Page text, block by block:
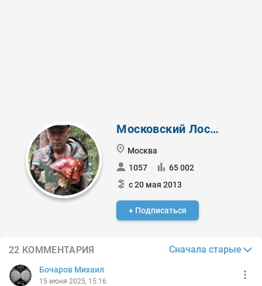
Московский Лоссбой
Москва
1057
65 002
с 20 мая 2013
+ Подписаться
22 КОММЕНТАРИЯ Сначала старые
Бочаров Михаил
15 июня 2025, 15:16